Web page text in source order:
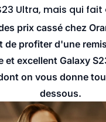
Ultra, mais qui fait
prix cassé chez
de profiter d'une
et excellent Galaxy
on vous donne
dessous.